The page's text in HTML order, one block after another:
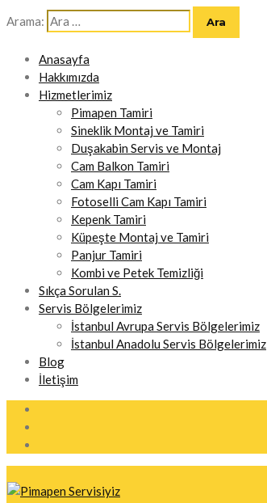
Arama:
Anasayfa
Hakkımızda
Hizmetlerimiz
Pimapen Tamiri
Sineklik Montaj ve Tamiri
Duşakabin Servis ve Montaj
Cam Balkon Tamiri
Cam Kapı Tamiri
Fotoselli Cam Kapı Tamiri
Kepenk Tamiri
Küpeşte Montaj ve Tamiri
Panjur Tamiri
Kombi ve Petek Temizliği
Sıkça Sorulan S.
Servis Bölgelerimiz
İstanbul Avrupa Servis Bölgelerimiz
İstanbul Anadolu Servis Bölgelerimiz
Blog
İletişim